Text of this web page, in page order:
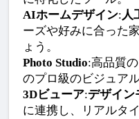
AIホームデザイン:人
ーズや好みに合った
ょう。
Photo Studio:高品質
のプロ級のビジュア
3Dビューア:デザイン
に連携し、リアルタ